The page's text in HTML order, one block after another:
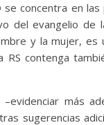
concentra en
del evangelio
y la mujer,
contenga
más
sugerencias